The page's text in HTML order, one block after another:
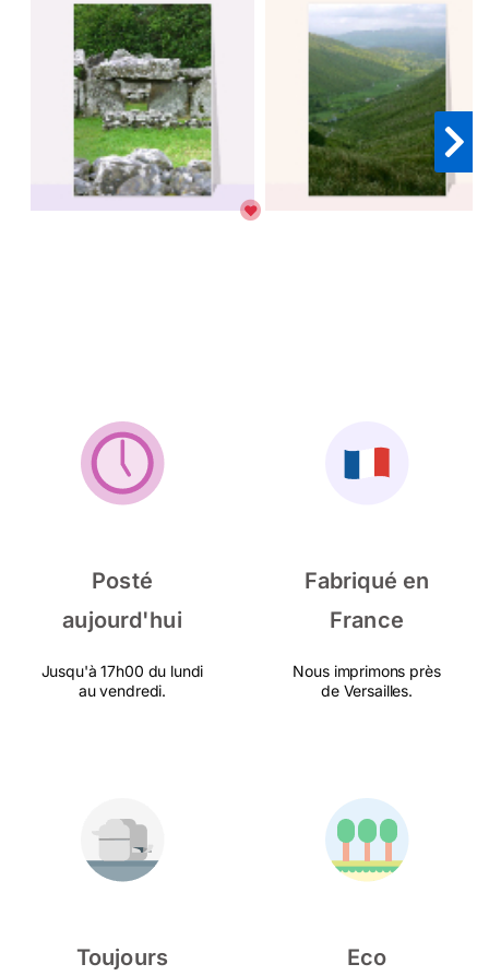
Posté
aujourd'hui
Jusqu'à 17h00 du lundi
au vendredi.
Fabriqué en
France
Nous imprimons près
de Versailles.
Toujours
Eco